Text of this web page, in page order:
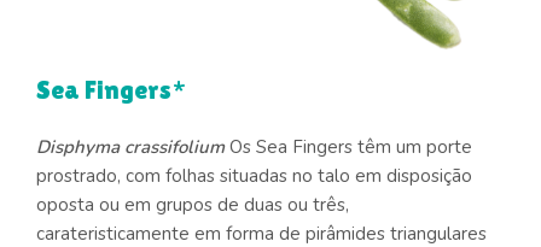
Sea Fingers*
Disphyma crassifoliumOs Sea Fingers têm um porte
prostrado, com folhas situadas no talo em disposição
oposta ou em grupos de duas ou três,
carateristicamente em forma de pirâmides triangulares